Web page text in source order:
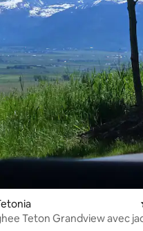
Teton Grandview avec